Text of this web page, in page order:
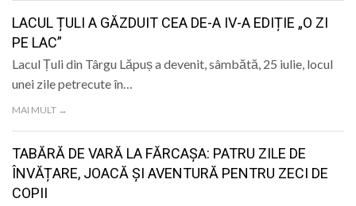
LACUL ȚULI A GĂZDUIT CEA DE-A IV-A EDIȚIE „O ZI
PE LAC”
Lacul Țuli din Târgu Lăpuș a devenit, sâmbătă, 25 iulie, locul
unei zile petrecute în…
MAI MULT →
TABĂRĂ DE VARĂ LA FĂRCAȘA: PATRU ZILE DE
ÎNVĂȚARE, JOACĂ ȘI AVENTURĂ PENTRU ZECI DE
COPII